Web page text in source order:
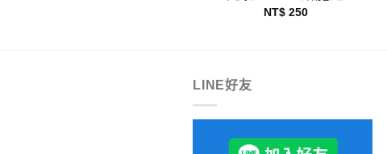
NT$250
LINE好友